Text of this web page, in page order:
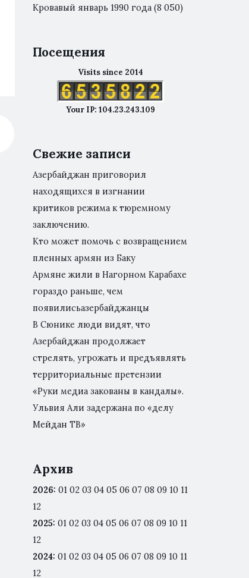
Кровавый январь 1990 года (8 050)
Посещения
Visits since 2014
Your IP: 104.23.243.109
Свежие записи
Азербайджан приговорил
находящихся в изгнании
критиков режима к тюремному
заключению.
Кто может помочь с возвращением
пленных армян из Баку
Армяне жили в Нагорном Карабахе
гораздо раньше, чем
появилисьазербайджанцы
В Сюнике люди видят, что
Азербайджан продолжает
стрелять, угрожать и предъявлять
территориальные претензии
«Руки медиа закованы в кандалы».
Ульвия Али задержана по «делу
Мейдан ТВ»
Архив
2026: 01 02 03 04 05 06 07 08 09 10 11
12
2025: 01 02 03 04 05 06 07 08 09 10 11
12
2024: 01 02 03 04 05 06 07 08 09 10 11
12